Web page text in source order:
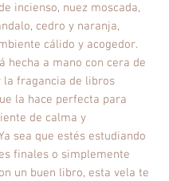
incienso, nuez moscada,
cedro y naranja,
cálido y acogedor.
hecha a mano con cera de
la fragancia de libros
la hace perfecta para
de calma y
sea que estés estudiando
finales o simplemente
un buen libro, esta vela te